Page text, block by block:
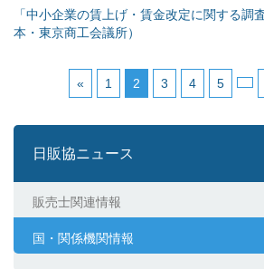
「中小企業の賃上げ・賃金改定に関する調
本・東京商工会議所）
« 1 2 3 4 5
日販協ニュース
販売士関連情報
国・関係機関情報